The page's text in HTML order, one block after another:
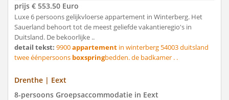
prijs € 553.50 Euro
Luxe 6 persoons gelijkvloerse appartement in Winterberg. Het
Sauerland behoort tot de meest geliefde vakantieregio's in
Duitsland. De bekoorlijke ..
detail tekst: 9900appartement in winterberg 54003 duitsland
twee éénpersoons boxspringbedden. de badkamer . .
Drenthe | Eext
8-persoons Groepsaccommodatie in Eext